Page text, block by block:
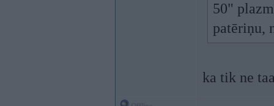
50"
patēriņu,
ka tik ne